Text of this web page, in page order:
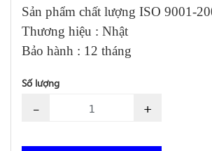
Sản phẩm chất lượng ISO 9001-
Thương hiệu : Nhật
Bảo hành : 12 tháng
Số lượng
- +